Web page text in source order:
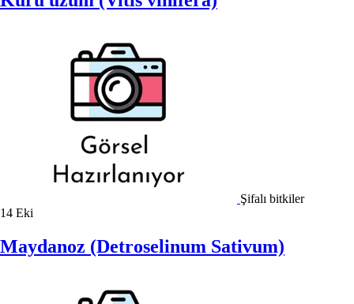
Şifalı bitkiler
14 Eki
Maydanoz (Detroselinum Sativum)